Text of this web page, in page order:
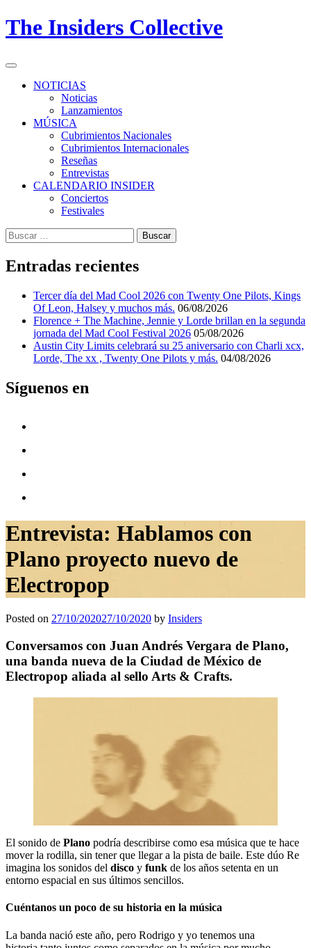
Skip
to
The Insiders Collective
Primary
NOTICIAS
Noticias
Lanzamientos
MÚSICA
Cubrimientos Nacionales
Cubrimientos Internacionales
Reseñas
Entrevistas
CALENDARIO INSIDER
Conciertos
Festivales
Buscar:
Entradas recientes
Tercer día del Mad Cool 2026 con Twenty One Pilots, Kings
Of Leon, Halsey y muchos más. 06/08/2026
Florence + The Machine, Jennie y Lorde brillan en la segunda
jornada del Mad Cool Festival 2026 05/08/2026
Austin City Limits celebrará su 25 aniversario con Charli xcx,
Lorde, The xx , Twenty One Pilots y más. 04/08/2026
Síguenos en
Entrevista: Hablamos con
Plano proyecto nuevo de
Electropop
Posted on 27/10/202027/10/2020 by Insiders
Conversamos con Juan Andrés Vergara de Plano,
una banda nueva de la Ciudad de México de
Electropop aliada al sello Arts & Crafts.
El sonido de Plano podría describirse como esa música que te hace
mover la rodilla, sin tener que llegar a la pista de baile. Este dúo Re
imagina los sonidos del disco y funk de los años setenta en un
entorno espacial en sus últimos sencillos.
Cuéntanos un poco de su historia en la música
La banda nació este año, pero Rodrigo y yo tenemos una